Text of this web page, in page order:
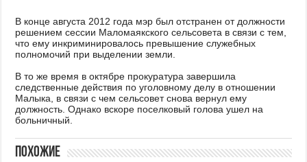
В конце августа 2012 года мэр был отстранен от должности
решением сессии Маломаякского сельсовета в связи с тем,
что ему инкриминировалось превышение служебных
полномочий при выделении земли.
В то же время в октябре прокуратура завершила
следственные действия по уголовному делу в отношении
Малыка, в связи с чем сельсовет снова вернул ему
должность. Однако вскоре поселковый голова ушел на
больничный.
Похожие